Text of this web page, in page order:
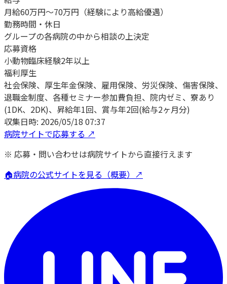
月給60万円〜70万円（経験により高給優遇）
勤務時間・休日
グループの各病院の中から相談の上決定
応募資格
小動物臨床経験2年以上
福利厚生
社会保険、厚生年金保険、雇用保険、労災保険、傷害保険、
退職金制度、各種セミナー参加費負担、院内ゼミ、寮あり
(1DK、2DK)、昇給年1回、賞与年2回(給与2ヶ月分)
収集日時: 2026/05/18 07:37
病院サイトで応募する ↗
※ 応募・問い合わせは病院サイトから直接行えます
🏠病院の公式サイトを見る（概要）↗